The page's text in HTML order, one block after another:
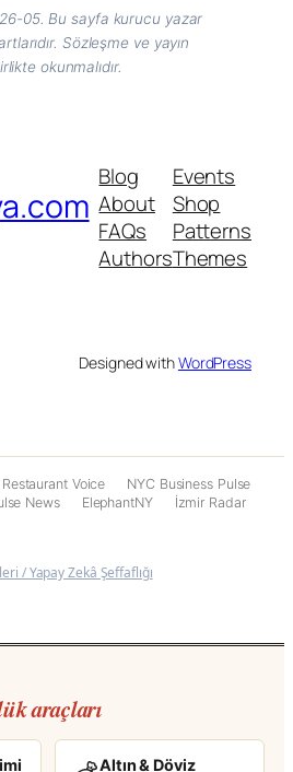
05. Bu sayfa kurucu yazar
Sözleşme ve yayın
okunmalıdır.
Blog
About
FAQs
Authors
Events
Shop
Patterns
Themes
Designed withWordPress
Voice
NYC Business Pulse
News ElephantNY İzmir Radar
/ Yapay Zekâ Şeffaflığı
araçları
Altın & Döviz